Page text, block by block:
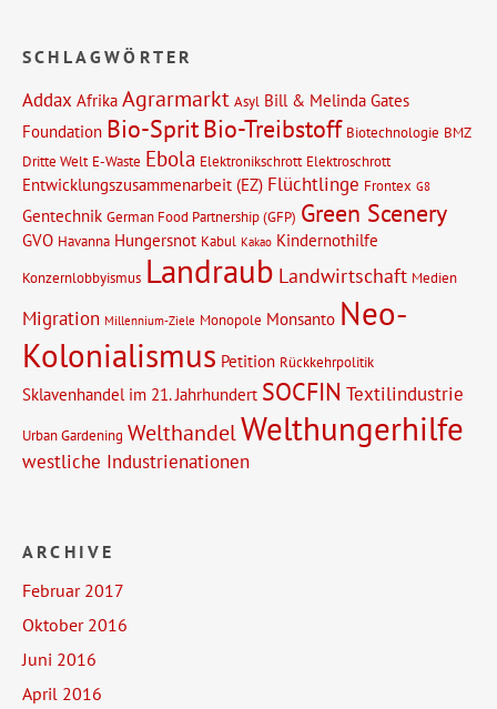
SCHLAGWÖRTER
Addax Afrika Agrarmarkt Asyl Bill & Melinda Gates
Foundation Bio-SpritBio-Treibstoff Biotechnologie BMZ
Dritte Welt E-Waste Ebola Elektronikschrott Elektroschrott
Entwicklungszusammenarbeit (EZ) Flüchtlinge Frontex G8
Gentechnik German Food Partnership (GFP) Green Scenery
GVO Havanna Hungersnot Kabul Kakao Kindernothilfe
Konzernlobbyismus Landraub Landwirtschaft Medien
Migration Millennium-Ziele Monopole Monsanto Neo-
Kolonialismus Petition Rückkehrpolitik
Sklavenhandel im 21. Jahrhundert SOCFIN Textilindustrie
Urban Gardening WelthandelWelthungerhilfe
westliche Industrienationen
ARCHIVE
Februar 2017
Oktober 2016
Juni 2016
April 2016